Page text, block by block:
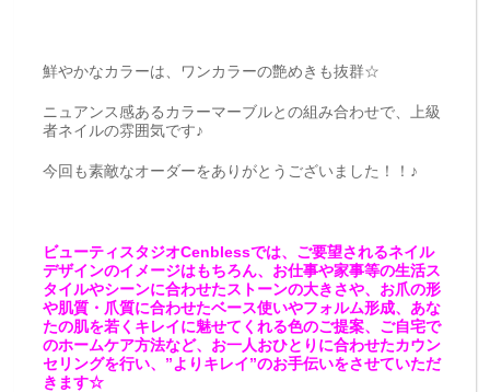
鮮やかなカラーは、ワンカラーの艶めきも抜群☆
ニュアンス感あるカラーマーブルとの組み合わせで、上級
者ネイルの雰囲気です♪
今回も素敵なオーダーをありがとうございました！！♪
ビューティスタジオCenblessでは、ご要望されるネイル
デザインのイメージはもちろん、お仕事や家事等の生活ス
タイルやシーンに合わせたストーンの大きさや、お爪の形
や肌質・爪質に合わせたベース使いやフォルム形成、あな
たの肌を若くキレイに魅せてくれる色のご提案、ご自宅で
のホームケア方法など、お一人おひとりに合わせたカウン
セリングを行い、”よりキレイ”のお手伝いをさせていただ
きます☆